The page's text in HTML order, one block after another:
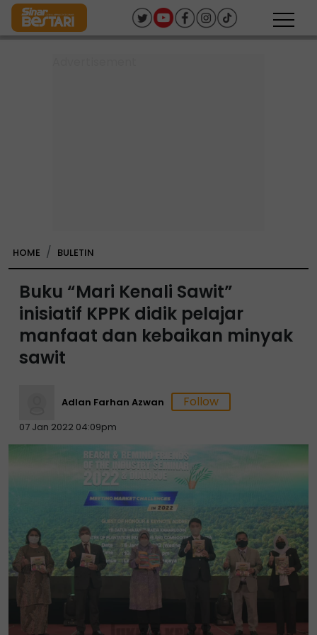
HOME BULETIN
Buku “Mari Kenali Sawit”
inisiatif KPPK didik pelajar
manfaat dan kebaikan minyak
sawit
Adlan Farhan Azwan
07 Jan 2022 04:09pm